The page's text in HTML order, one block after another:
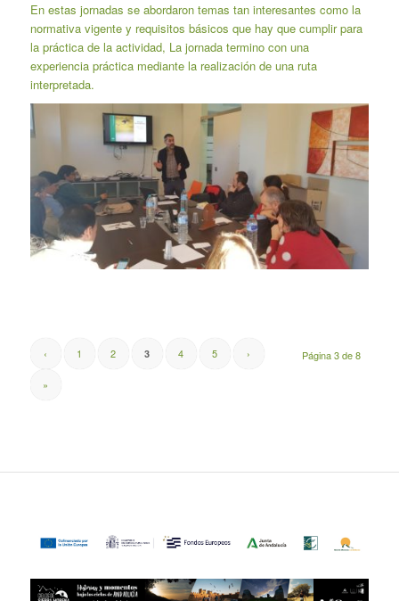
En estas jornadas se abordaron temas tan interesantes como la
normativa vigente y requisitos básicos que hay que cumplir para
la práctica de la actividad, La jornada termino con una
experiencia práctica mediante la realización de una ruta
interpretada.
Página 3 de 8
‹ 1 2 3 4 5 ›
»